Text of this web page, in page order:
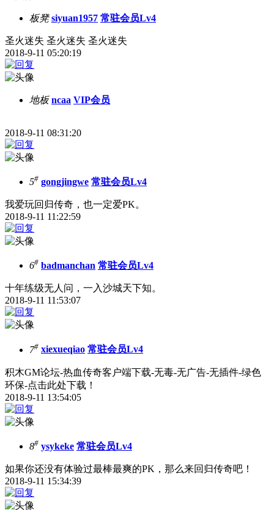
板凳 siyuan1957 常驻会员Lv4
圣火迷失 圣火迷失 圣火迷失
2018-9-11 05:20:19
地板 ncaa VIP会员
2018-9-11 08:31:20
5# gongjingwe 常驻会员Lv4
我爱玩回归传奇，也一定爱PK。
2018-9-11 11:22:59
6# badmanchan 常驻会员Lv4
十年练级无人问，一入沙城天下知。
2018-9-11 11:53:07
7# xiexueqiao 常驻会员Lv4
积木GM论坛-热血传奇客户端下载-无毒-无广告-无插件-绿色
环保-点击此处下载！
2018-9-11 13:54:05
8# ysykeke 常驻会员Lv4
如果你还没有体验过最棒最爽的PK，那么来回归传奇吧！
2018-9-11 15:34:39